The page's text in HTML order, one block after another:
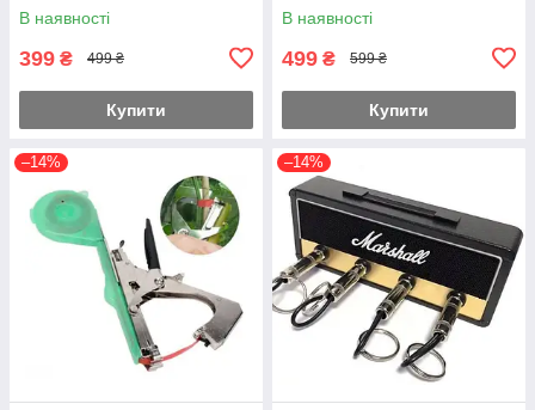
В наявності
399 ₴ 499 ₴
Купити
В наявності
499 ₴ 599 ₴
Купити
–14% –14%